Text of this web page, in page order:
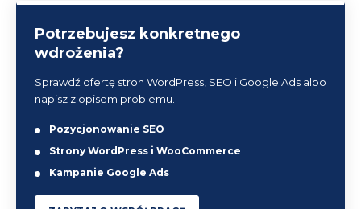
Potrzebujesz konkretnego
wdrożenia?
Sprawdź ofertę stron WordPress, SEO i Google Ads albo
napisz z opisem problemu.
Pozycjonowanie SEO
Strony WordPress i WooCommerce
Kampanie Google Ads